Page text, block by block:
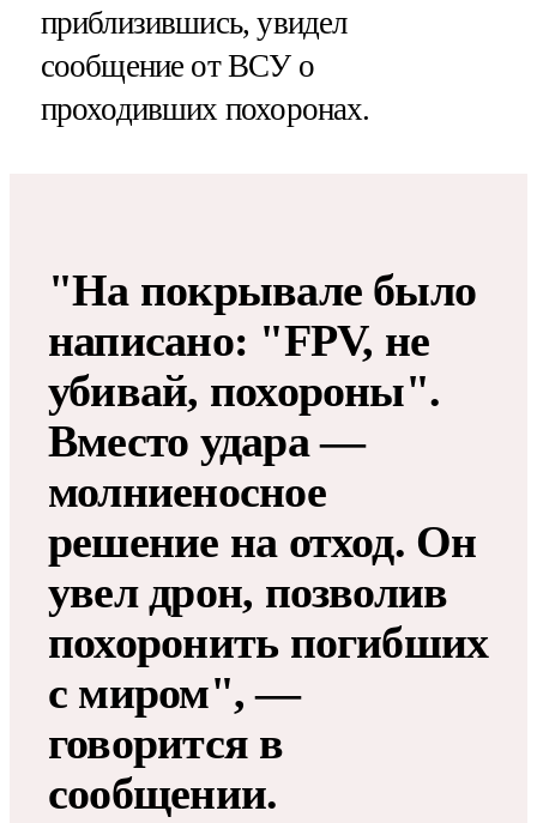
приблизившись, увидел
сообщение от ВСУ о
проходивших похоронах.
"На покрывале было
написано: "FPV, не
убивай, похороны".
Вместо удара —
молниеносное
решение на отход. Он
увел дрон, позволив
похоронить погибших
с миром", —
говорится в
сообщении.